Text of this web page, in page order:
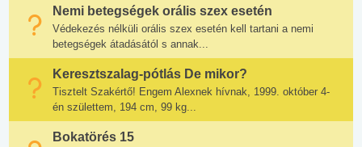
Nemi betegségek orális szex esetén
Védekezés nélküli orális szex esetén kell tartani a nemi
betegségek átadásától s annak...
Keresztszalag-pótlás De mikor?
Tisztelt Szakértő! Engem Alexnek hívnak, 1999. október 4-
én születtem, 194 cm, 99 kg...
Bokatörés 15